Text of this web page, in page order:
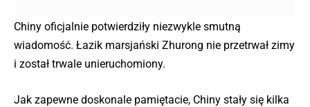
Chiny oficjalnie potwierdziły niezwykle smutną
wiadomość. Łazik marsjański Zhurong nie przetrwał zimy
i został trwale unieruchomiony.
Jak zapewne doskonale pamiętacie, Chiny stały się kilka